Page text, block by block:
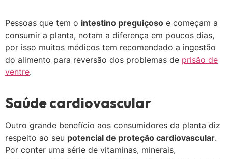
Pessoas que tem o intestino preguiçoso e começam a
consumir a planta, notam a diferença em poucos dias,
por isso muitos médicos tem recomendado a ingestão
do alimento para reversão dos problemas de prisão de
ventre.
Saúde cardiovascular
Outro grande benefício aos consumidores da planta diz
respeito ao seu potencial de proteção cardiovascular.
Por conter uma série de vitaminas, minerais,